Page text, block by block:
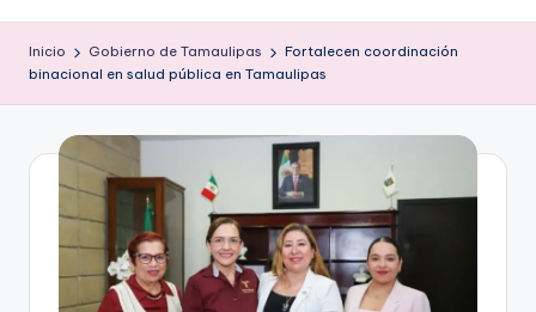
e
g
a
o
p
Inicio Gobierno de Tamaulipas
Fortalecen coordinación
binacional en salud pública en Tamaulipas